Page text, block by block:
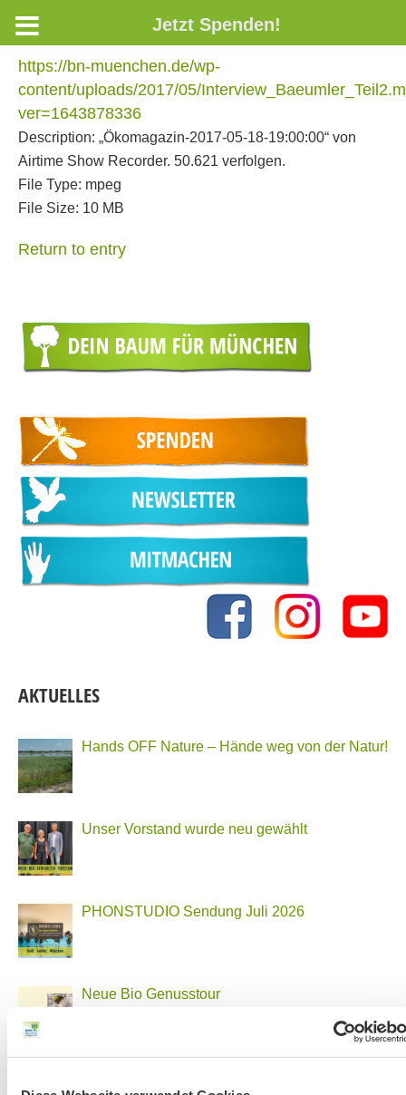
https://bn-muenchen.de/wp-
content/uploads/2017/05/
ver=1643878336
Description: „Ökomagazin-2017-05-18-19:00:00“ von
Airtime Show Recorder. 50.621 verfolgen.
File Type: mpeg
File Size: 10 MB
Return to entry
AKTUELLES
Hands OFF Nature – Hände weg von der Natur!
Unser Vorstand wurde neu gewählt
PHONSTUDIO Sendung Juli 2026
Neue Bio Genusstour
Jetzt Spenden!